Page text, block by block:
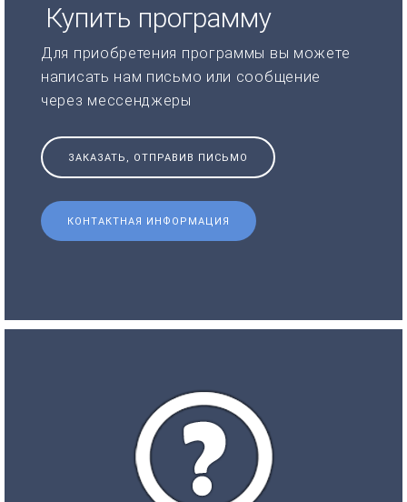
Купить программу
Для приобретения программы вы можете
написать нам письмо или сообщение
через мессенджеры
ЗАКАЗАТЬ, ОТПРАВИВ ПИСЬМО
КОНТАКТНАЯ ИНФОРМАЦИЯ